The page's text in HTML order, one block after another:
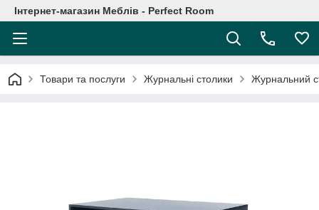
Інтернет-магазин Меблів - Perfect Room
Товари та послуги Журнальні столики Журнальний